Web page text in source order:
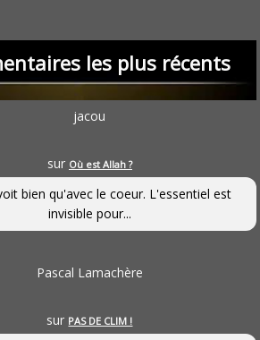
les plus récents
jacou
sur Où est Allah ?
bien qu'avec le coeur. L'essentiel est
invisible pour...
Pascal Lamachère
sur PAS DE CLIM !